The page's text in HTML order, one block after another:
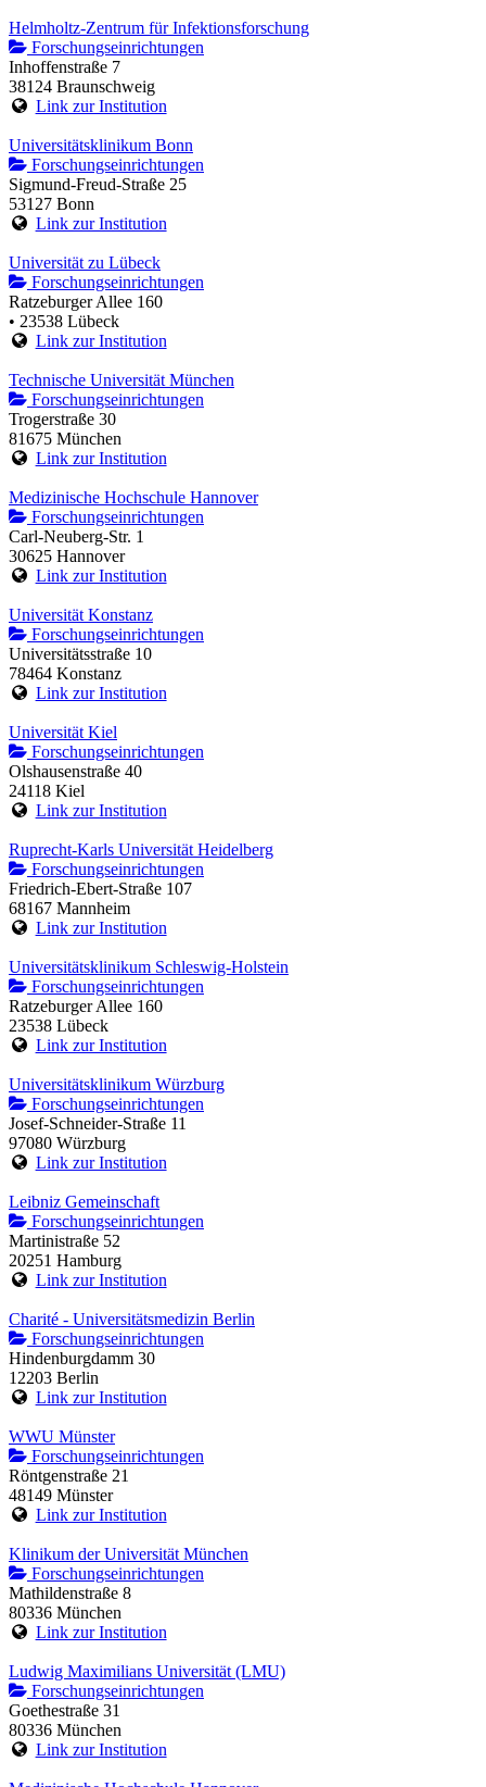
Helmholtz-Zentrum für Infektionsforschung
Forschungseinrichtungen
Inhoffenstraße 7
38124 Braunschweig
Link zur Institution
Universitätsklinikum Bonn
Forschungseinrichtungen
Sigmund-Freud-Straße 25
53127 Bonn
Link zur Institution
Universität zu Lübeck
Forschungseinrichtungen
Ratzeburger Allee 160
• 23538 Lübeck
Link zur Institution
Technische Universität München
Forschungseinrichtungen
Trogerstraße 30
81675 München
Link zur Institution
Medizinische Hochschule Hannover
Forschungseinrichtungen
Carl-Neuberg-Str. 1
30625 Hannover
Link zur Institution
Universität Konstanz
Forschungseinrichtungen
Universitätsstraße 10
78464 Konstanz
Link zur Institution
Universität Kiel
Forschungseinrichtungen
Olshausenstraße 40
24118 Kiel
Link zur Institution
Ruprecht-Karls Universität Heidelberg
Forschungseinrichtungen
Friedrich-Ebert-Straße 107
68167 Mannheim
Link zur Institution
Universitätsklinikum Schleswig-Holstein
Forschungseinrichtungen
Ratzeburger Allee 160
23538 Lübeck
Link zur Institution
Universitätsklinikum Würzburg
Forschungseinrichtungen
Josef-Schneider-Straße 11
97080 Würzburg
Link zur Institution
Leibniz Gemeinschaft
Forschungseinrichtungen
Martinistraße 52
20251 Hamburg
Link zur Institution
Charité - Universitätsmedizin Berlin
Forschungseinrichtungen
Hindenburgdamm 30
12203 Berlin
Link zur Institution
WWU Münster
Forschungseinrichtungen
Röntgenstraße 21
48149 Münster
Link zur Institution
Klinikum der Universität München
Forschungseinrichtungen
Mathildenstraße 8
80336 München
Link zur Institution
Ludwig Maximilians Universität (LMU)
Forschungseinrichtungen
Goethestraße 31
80336 München
Link zur Institution